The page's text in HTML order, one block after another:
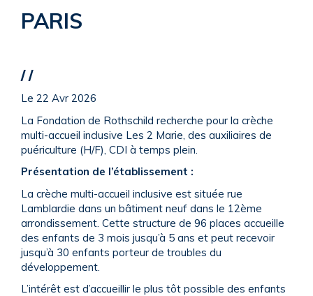
Faire un don
PARIS
/ /
Le 22 Avr 2026
La Fondation de Rothschild recherche pour la crèche
multi-accueil inclusive Les 2 Marie, des auxiliaires de
puériculture (H/F), CDI à temps plein.
Présentation de l’établissement :
La crèche multi-accueil inclusive est située rue
Lamblardie dans un bâtiment neuf dans le 12ème
arrondissement. Cette structure de 96 places accueille
des enfants de 3 mois jusqu’à 5 ans et peut recevoir
jusqu’à 30 enfants porteur de troubles du
développement.
L’intérêt est d’accueillir le plus tôt possible des enfants